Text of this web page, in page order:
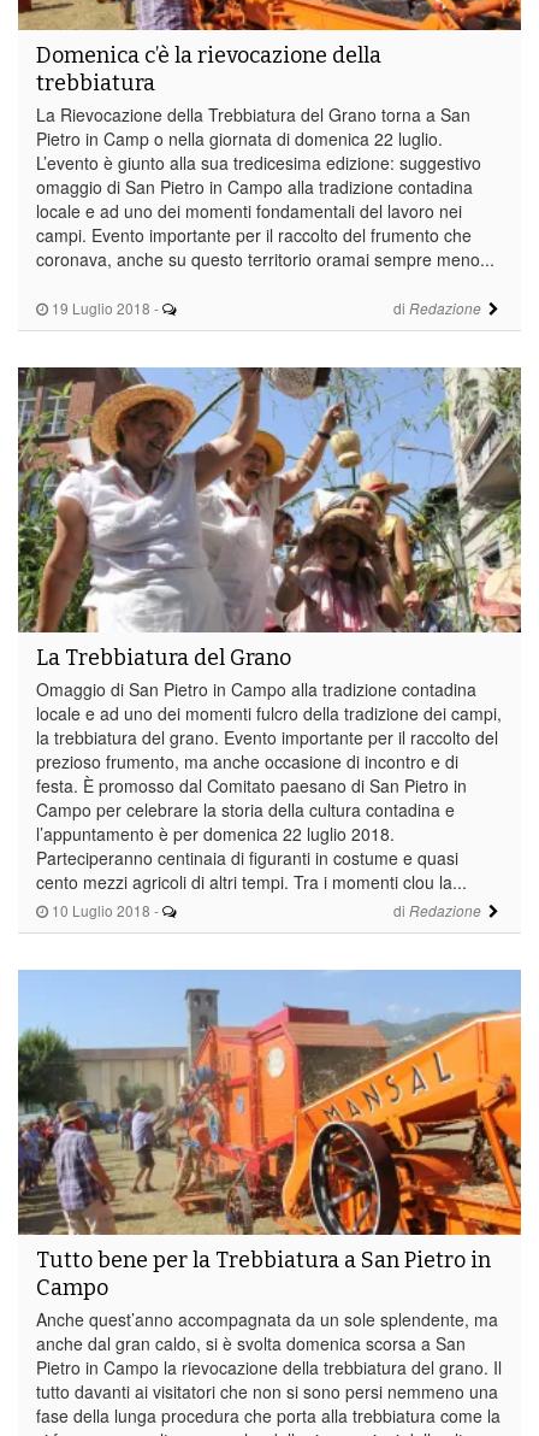
19 Luglio 2018 - di Redazione
Domenica c’è la rievocazione della
trebbiatura
La Rievocazione della Trebbiatura del Grano torna a San
Pietro in Camp o nella giornata di domenica 22 luglio.
L’evento è giunto alla sua tredicesima edizione: suggestivo
omaggio di San Pietro in Campo alla tradizione contadina
locale e ad uno dei momenti fondamentali del lavoro nei
campi. Evento importante per il raccolto del frumento che
coronava, anche su questo territorio oramai sempre meno...
10 Luglio 2018 - di Redazione
La Trebbiatura del Grano
Omaggio di San Pietro in Campo alla tradizione contadina
locale e ad uno dei momenti fulcro della tradizione dei campi,
la trebbiatura del grano. Evento importante per il raccolto del
prezioso frumento, ma anche occasione di incontro e di
festa. È promosso dal Comitato paesano di San Pietro in
Campo per celebrare la storia della cultura contadina e
l’appuntamento è per domenica 22 luglio 2018.
Parteciperanno centinaia di figuranti in costume e quasi
cento mezzi agricoli di altri tempi. Tra i momenti clou la...
Tutto bene per la Trebbiatura a San Pietro in
Campo
Anche quest’anno accompagnata da un sole splendente, ma
anche dal gran caldo, si è svolta domenica scorsa a San
Pietro in Campo la rievocazione della trebbiatura del grano. Il
tutto davanti ai visitatori che non si sono persi nemmeno una
fase della lunga procedura che porta alla trebbiatura come la